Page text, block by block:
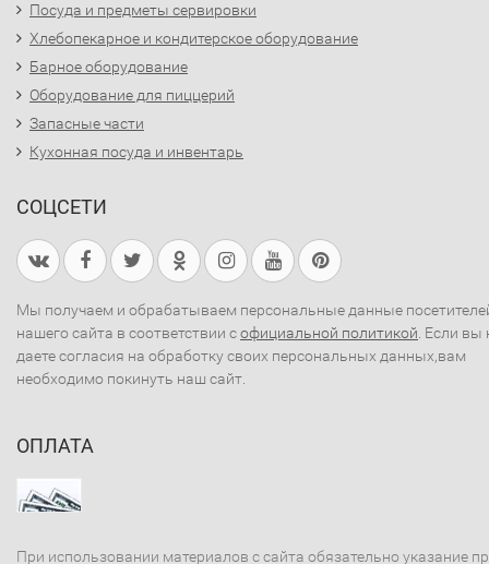
Посуда и предметы сервировки
Хлебопекарное и кондитерское оборудование
Барное оборудование
Оборудование для пиццерий
Запасные части
Кухонная посуда и инвентарь
СОЦСЕТИ
Мы получаем и обрабатываем персональные данные
нашего сайта в соответствии софициальной политикой . Если вы
даете согласия на обработку своих персональных данных,вам
необходимо покинуть наш сайт.
ОПЛАТА
При использовании материалов с сайта обязательно указание